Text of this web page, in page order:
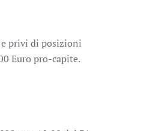
privi di posizioni
Euro pro-capite.